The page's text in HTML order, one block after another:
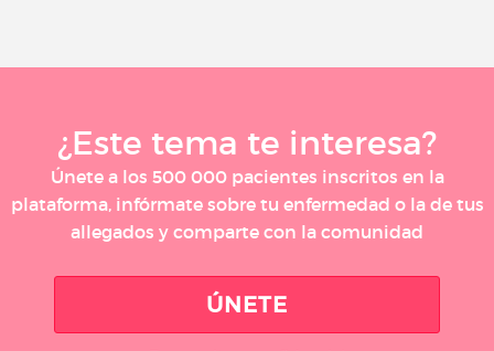
¿Este tema te interesa?
Únete a los 500 000 pacientes inscritos en la
plataforma, infórmate sobre tu enfermedad o la de tus
allegados y comparte con la comunidad
ÚNETE